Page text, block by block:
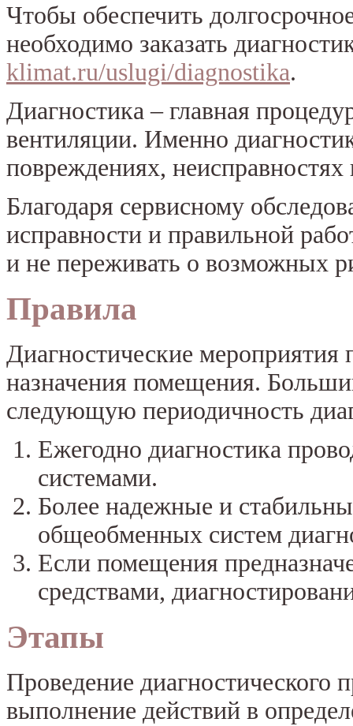
Чтобы обеспечить
необходимо заказать
klimat.ru/uslugi/diagnostika.
Диагностика – главная
вентиляции. Именно
повреждениях,
Благодаря сервисному
исправности и правильной
и не переживать о возможных
Правила
Диагностические мероприятия
назначения помещения.
следующую периодичность
Ежегодно диагностика
системами.
Более надежные и
общеобменных систем
Если помещения
средствами,
Этапы
Проведение диагностического
выполнение действий в